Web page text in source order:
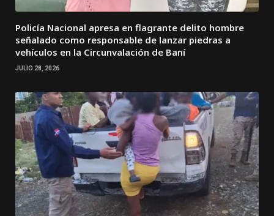
Policía Nacional apresa en flagrante delito hombre
señalado como responsable de lanzar piedras a
vehículos en la Circunvalación de Baní
JULIO 28, 2026